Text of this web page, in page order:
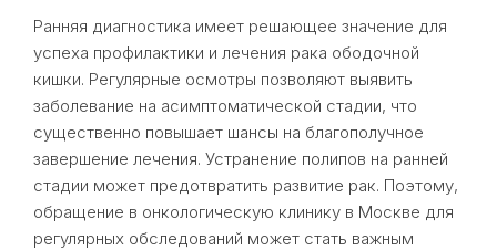
Ранняя диагностика имеет решающее значение для
успеха профилактики и лечения рака ободочной
кишки. Регулярные осмотры позволяют выявить
заболевание на асимптоматической стадии, что
существенно повышает шансы на благополучное
завершение лечения. Устранение полипов на ранней
стадии может предотвратить развитие рак. Поэтому,
обращение в онкологическую клинику в Москве для
регулярных обследований может стать важным